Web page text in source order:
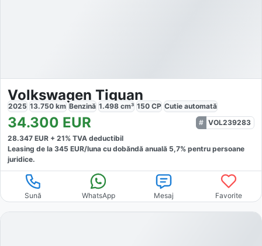
Volkswagen Tiguan
2025 13.750 km Benzină 1.498 cm³ 150 CP Cutie automată
34.300 EUR
VOL239283
28.347 EUR + 21% TVA deductibil
Leasing de la 345 EUR/luna cu dobăndă anuală 5,7% pentru persoane
juridice.
Sună WhatsApp Mesaj Favorite